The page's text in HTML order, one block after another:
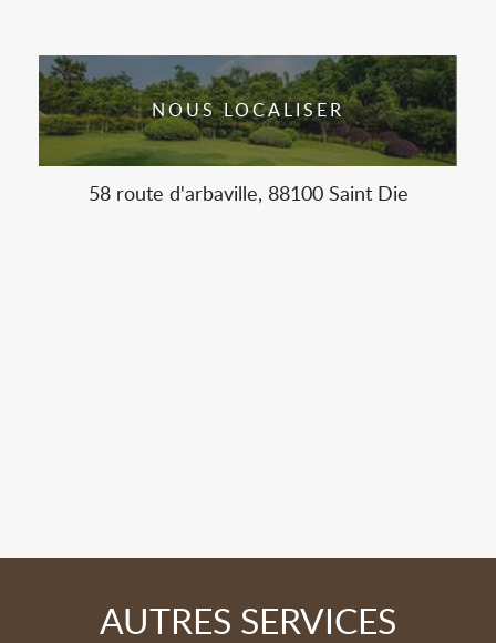
NOUS LOCALISER
58 route d'arbaville, 88100 Saint Die
AUTRES SERVICES